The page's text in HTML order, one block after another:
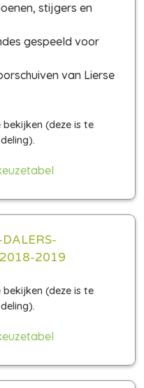
stijgers en
gespeeld voor
van Lierse
2018-2019